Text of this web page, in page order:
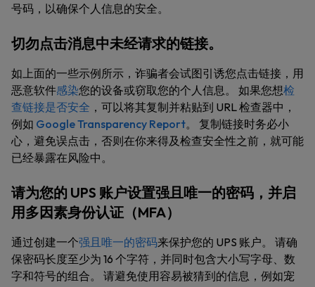
号码，以确保个人信息的安全。
切勿点击消息中未经请求的链接。
如上面的一些示例所示，诈骗者会试图引诱您点击链接，用
恶意软件感染您的设备或窃取您的个人信息。 如果您想检
查链接是否安全 ，可以将其复制并粘贴到 URL 检查器中，
例如 Google Transparency Report。 复制链接时务必小
心，避免误点击，否则在你来得及检查安全性之前，就可能
已经暴露在风险中。
请为您的 UPS 账户设置强且唯一的密码，并启
用多因素身份认证（MFA）
通过创建一个强且唯一的密码来保护您的 UPS 账户。 请确
保密码长度至少为 16 个字符，并同时包含大小写字母、数
字和符号的组合。 请避免使用容易被猜到的信息，例如宠